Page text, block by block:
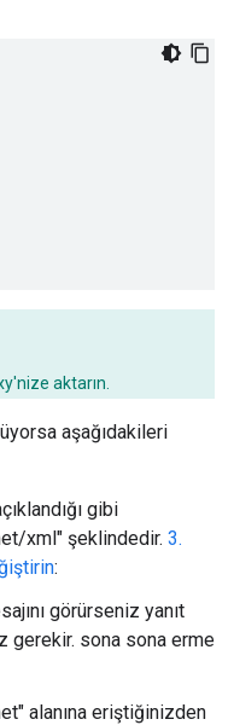
aktarın.
aşağıdakileri
gibi
xml" şeklindedir. 3.
:
görürseniz yanıt
gerekir. sona sona erme
alanına eriştiğinizden